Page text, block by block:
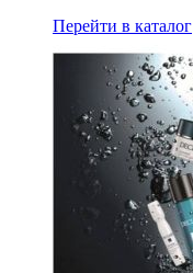
Перейти в каталог